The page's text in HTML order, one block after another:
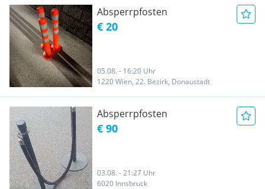
Absperrpfosten
€ 20
05.08. - 16:20 Uhr
1220 Wien, 22. Bezirk, Donaustadt
Absperrpfosten
€ 90
03.08. - 21:27 Uhr
6020 Innsbruck